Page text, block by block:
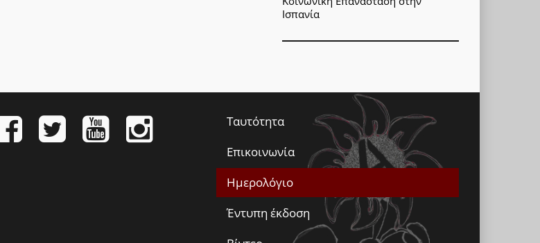
Ισπανία
Ταυτότητα
Επικοινωνία
Ημερολόγιο
Έντυπη έκδοση